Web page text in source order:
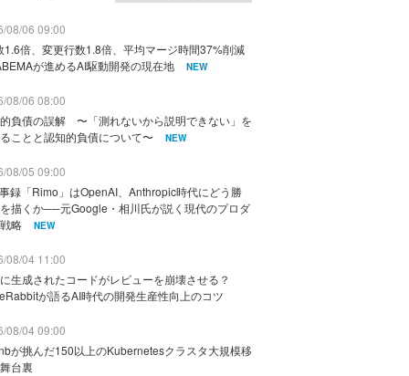
08/06 09:00
1.6倍、変更行数1.8倍、平均マージ時間37%削減
が進めるAI駆動開発の現在地
NEW
08/06 08:00
負債の誤解 〜「測れないから説明できない」を
ことと認知的負債について〜
NEW
08/05 09:00
録「Rimo」はOpenAI、Anthropic時代にどう勝
描くか──元Google・相川氏が説く現代のプロダ
略
NEW
08/04 11:00
生成されたコードがレビューを崩壊させる？
が語るAI時代の開発生産性向上のコツ
08/04 09:00
が挑んだ150以上のKubernetesクラスタ大規模移
台裏